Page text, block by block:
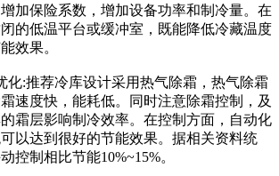
加保险系数，增加设备功率和制冷量。在
的低温平台或缓冲室，既能降低冷藏温度
效果。
:推荐冷库设计采用热气除霜，热气除霜
速度快，能耗低。同时注意除霜控制，及
霜层影响制冷效率。在控制方面，自动化
以达到很好的节能效果。据相关资料统
控制相比节能10%~15%。